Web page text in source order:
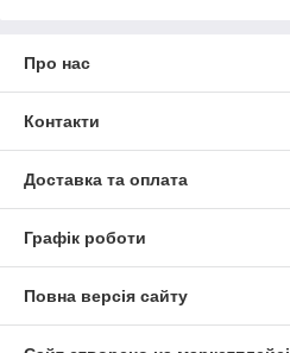
Про нас
Контакти
Доставка та оплата
Графік роботи
Повна версія сайту